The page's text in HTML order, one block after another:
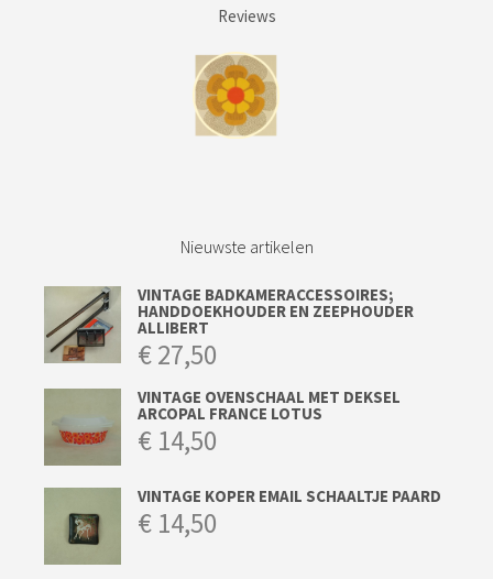
Reviews
Nieuwste artikelen
VINTAGE BADKAMERACCESSOIRES;
HANDDOEKHOUDER EN ZEEPHOUDER
ALLIBERT
€27,50
VINTAGE OVENSCHAAL MET DEKSEL
ARCOPAL FRANCE LOTUS
€ 14,50
VINTAGE KOPER EMAIL SCHAALTJE PAARD
€ 14,50